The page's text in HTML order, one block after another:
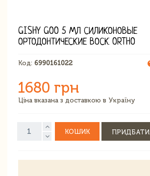
GISHY GOO 5 МЛ СИЛИКОНОВЫЕ
ОРТОДОНТИЧЕСКИЕ ВОСК ORTHO
Код: 6990161022
1680 грн
Ціна вказана з доставкою в Україну
КОШИК ПРИДБАТИ